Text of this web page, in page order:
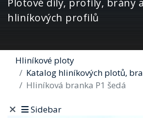
Plotové díly, profily, brány
hliníkových profilů
Hliníkové ploty
Katalog hliníkových plotů,
Hliníková branka P1 šedá
Sidebar